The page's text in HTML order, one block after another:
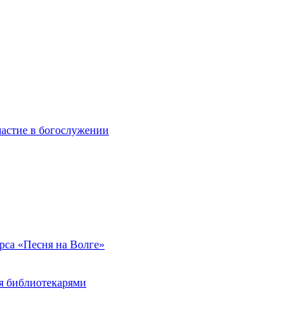
в богослужении
«Песня на Волге»
библиотекарями